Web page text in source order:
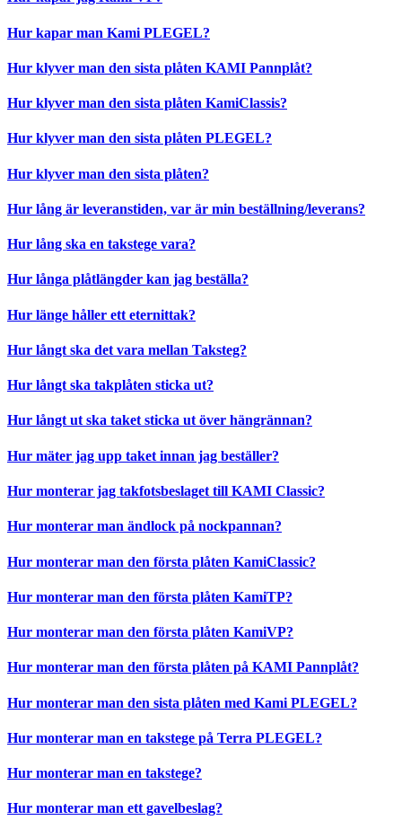
Hur kapar man Kami PLEGEL?
Hur klyver man den sista plåten KAMI Pannplåt?
Hur klyver man den sista plåten KamiClassis?
Hur klyver man den sista plåten PLEGEL?
Hur klyver man den sista plåten?
Hur lång är leveranstiden, var är min beställning/leverans?
Hur lång ska en takstege vara?
Hur långa plåtlängder kan jag beställa?
Hur länge håller ett eternittak?
Hur långt ska det vara mellan Taksteg?
Hur långt ska takplåten sticka ut?
Hur långt ut ska taket sticka ut över hängrännan?
Hur mäter jag upp taket innan jag beställer?
Hur monterar jag takfotsbeslaget till KAMI Classic?
Hur monterar man ändlock på nockpannan?
Hur monterar man den första plåten KamiClassic?
Hur monterar man den första plåten KamiTP?
Hur monterar man den första plåten KamiVP?
Hur monterar man den första plåten på KAMI Pannplåt?
Hur monterar man den sista plåten med Kami PLEGEL?
Hur monterar man en takstege på Terra PLEGEL?
Hur monterar man en takstege?
Hur monterar man ett gavelbeslag?